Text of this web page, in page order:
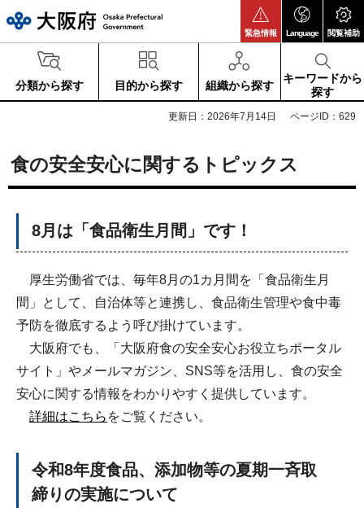
緊急情報 Language 閲覧補助
分類から探す 目的から探す 組織から探す
キーワードから
探す
更新日：2026年7月14日 ページID：629
食の安全安心に関するトピックス
8月は「食品衛生月間」です！
厚生労働省では、毎年8月の1カ月間を「食品衛生月
間」として、自治体等と連携し、食品衛生管理や食中毒
予防を徹底するよう呼び掛けています。
大阪府でも、「大阪府食の安全安心お役立ちポータル
サイト」やメールマガジン、SNS等を活用し、食の安全
安心に関する情報をわかりやすく提供しています。
詳細はこちら をご覧ください。
令和8年度食品、添加物等の夏期一斉取
締りの実施について